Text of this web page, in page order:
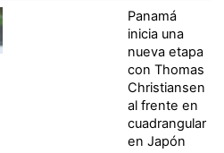
Panamá
inicia una
nueva etapa
con Thomas
Christiansen
al frente en
cuadrangular
en Japón